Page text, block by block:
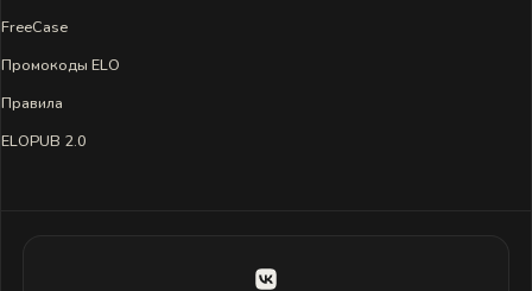
FreeCase
Промокоды ELO
Правила
ELOPUB 2.0